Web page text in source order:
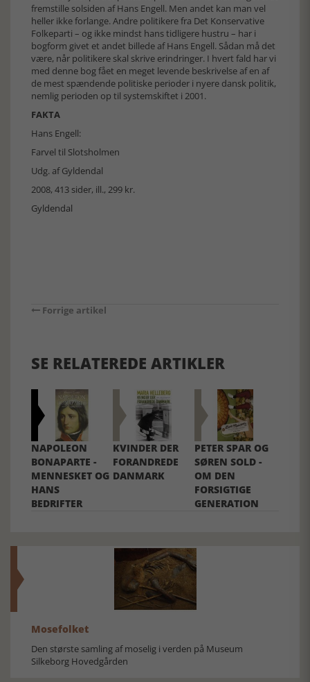
fremstille solsiden af Hans Engell. Men andet kan man vel
heller ikke forlange. Andre politikere fra Det Konservative
Folkeparti – og ikke mindst hans tidligere hustru – har i
bogform givet et andet billede af Hans Engell. Sådan må det
være, når politikere skal skrive erindringer. I hvert fald har vi
med denne bog fået en meget levende beskrivelse af en af
de mest spændende politiske perioder i nyere dansk politik,
nemlig perioden op til systemskiftet i 2001.
FAKTA
Hans Engell:
Farvel til Slotsholmen
Udg. af Gyldendal
2008, 413 sider, ill., 299 kr.
Gyldendal
Forrige artikel
SE RELATEREDE ARTIKLER
NAPOLEON
BONAPARTE -
MENNESKET OG
HANS
BEDRIFTER
KVINDER DER
FORANDREDE
DANMARK
PETER SPAR OG
SØREN SOLD -
OM DEN
FORSIGTIGE
GENERATION
Mosefolket
Den største samling af moselig i verden på Museum
Silkeborg Hovedgården